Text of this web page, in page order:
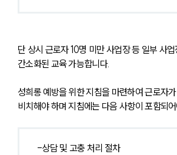
단 상시 근로자 10명 미만 사업장 등 일부 사
간소화된 교육 가능합니다.
성희롱 예방을 위한 지침을 마련하여 근로자
비치해야 하며 지침에는 다음 사항이 포함되
-상담 및 고충 처리 절차